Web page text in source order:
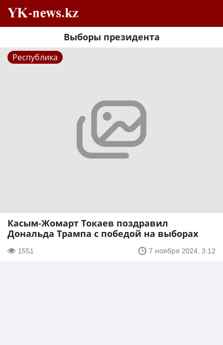
Выборы президента
Республика
Касым-Жомарт Токаев поздравил
Дональда Трампа с победой на выборах
1551 7 ноября 2024, 3:12